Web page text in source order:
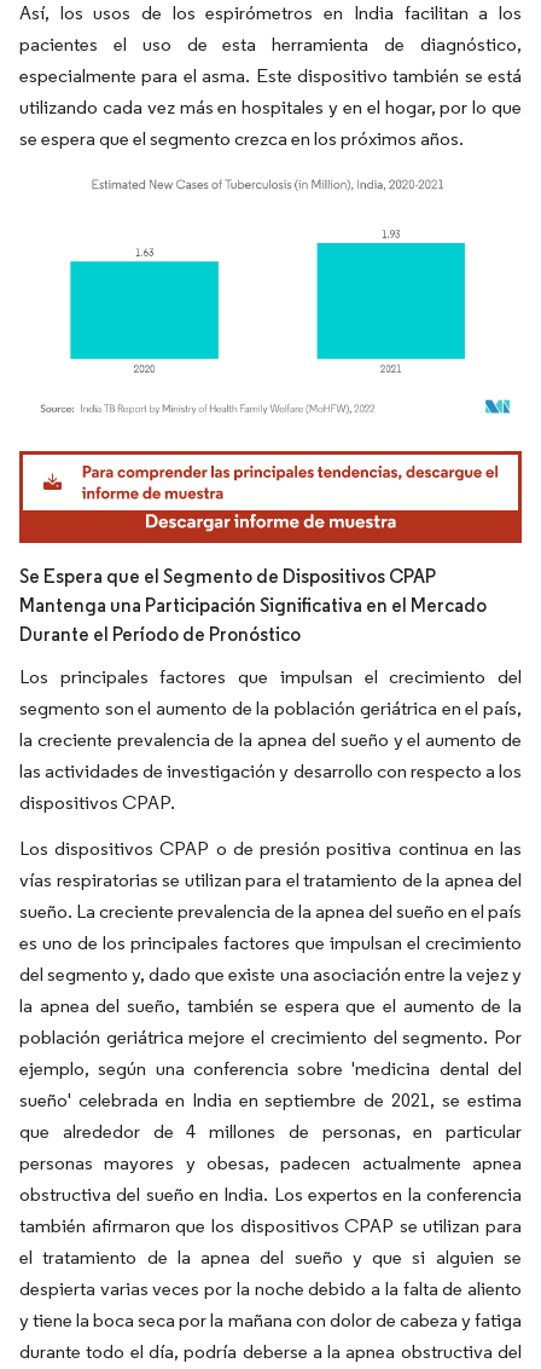
Así, los usos de los espirómetros en India facilitan a los
pacientes el uso de esta herramienta de diagnóstico,
especialmente para el asma. Este dispositivo también se está
utilizando cada vez más en hospitales y en el hogar, por lo que
se espera que el segmento crezca en los próximos años.
Imagen © Mordor Intelligence. El uso requiere atribución según CC BY 4.0.
Se Espera que el Segmento de Dispositivos CPAP
Mantenga una Participación Significativa en el Mercado
Durante el Período de Pronóstico
Los principales factores que impulsan el crecimiento del
segmento son el aumento de la población geriátrica en el país,
la creciente prevalencia de la apnea del sueño y el aumento de
las actividades de investigación y desarrollo con respecto a los
dispositivos CPAP.
Los dispositivos CPAP o de presión positiva continua en las
vías respiratorias se utilizan para el tratamiento de la apnea del
sueño. La creciente prevalencia de la apnea del sueño en el país
es uno de los principales factores que impulsan el crecimiento
del segmento y, dado que existe una asociación entre la vejez y
la apnea del sueño, también se espera que el aumento de la
población geriátrica mejore el crecimiento del segmento. Por
ejemplo, según una conferencia sobre 'medicina dental del
sueño' celebrada en India en septiembre de 2021, se estima
que alrededor de 4 millones de personas, en particular
personas mayores y obesas, padecen actualmente apnea
obstructiva del sueño en India. Los expertos en la conferencia
también afirmaron que los dispositivos CPAP se utilizan para
el tratamiento de la apnea del sueño y que si alguien se
despierta varias veces por la noche debido a la falta de aliento
y tiene la boca seca por la mañana con dolor de cabeza y fatiga
durante todo el día, podría deberse a la apnea obstructiva del